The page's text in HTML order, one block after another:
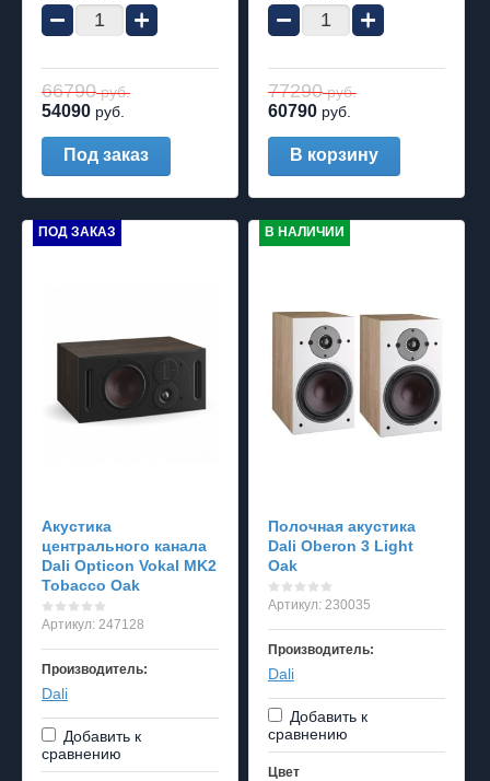
− +
66790руб.
54090 руб.
Под заказ
− +
77290руб.
60790 руб.
В корзину
ПОД ЗАКАЗ
Акустика
центрального канала
Dali Opticon Vokal MK2
Tobacco Oak
Артикул: 247128
Производитель:
Dali
Добавить к
сравнению
В НАЛИЧИИ
Полочная акустика
Dali Oberon 3 Light
Oak
Артикул:230035
Производитель:
Dali
Добавить к
сравнению
Цвет